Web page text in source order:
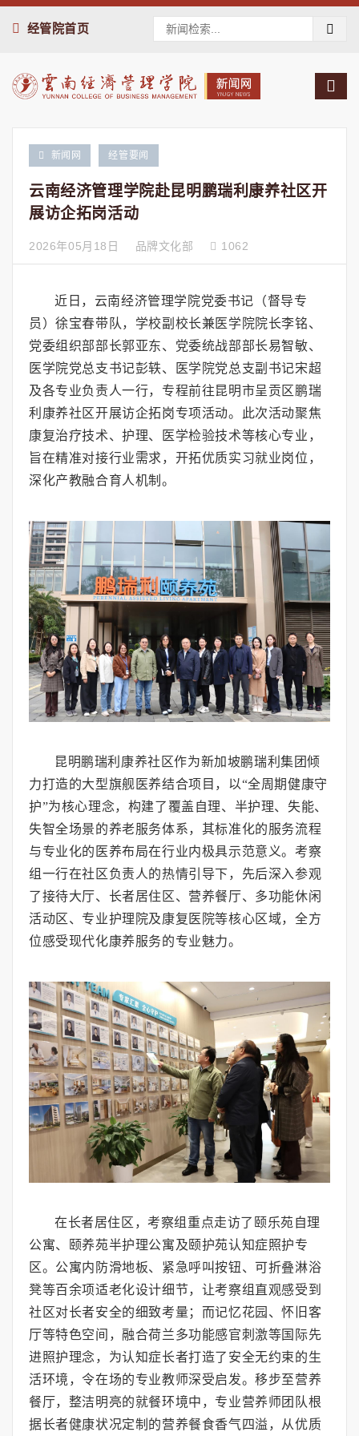
经管院首页
新闻网 经管要闻
云南经济管理学院赴昆明鹏瑞利康养社区开
展访企拓岗活动​
2026年05月18日 品牌文化部 1062
近日，云南经济管理学院党委书记（督导专
员）徐宝春带队，学校副校长兼医学院院长李铭、
党委组织部部长郭亚东、党委统战部部长易智敏、
医学院党总支书记彭轶、医学院党总支副书记宋超
及各专业负责人一行，专程前往昆明市呈贡区鹏瑞
利康养社区开展访企拓岗专项活动。此次活动聚焦
康复治疗技术、护理、医学检验技术等核心专业，
旨在精准对接行业需求，开拓优质实习就业岗位，
深化产教融合育人机制。
昆明鹏瑞利康养社区作为新加坡鹏瑞利集团倾
力打造的大型旗舰医养结合项目，以“全周期健康守
护”为核心理念，构建了覆盖自理、半护理、失能、
失智全场景的养老服务体系，其标准化的服务流程
与专业化的医养布局在行业内极具示范意义。考察
组一行在社区负责人的热情引导下，先后深入参观
了接待大厅、长者居住区、营养餐厅、多功能休闲
活动区、专业护理院及康复医院等核心区域，全方
位感受现代化康养服务的专业魅力。
在长者居住区，考察组重点走访了颐乐苑自理
公寓、颐养苑半护理公寓及颐护苑认知症照护专
区。公寓内防滑地板、紧急呼叫按钮、可折叠淋浴
凳等百余项适老化设计细节，让考察组直观感受到
社区对长者安全的细致考量；而记忆花园、怀旧客
厅等特色空间，融合荷兰多功能感官刺激等国际先
进照护理念，为认知症长者打造了安全无约束的生
活环境，令在场的专业教师深受启发。移步至营养
餐厅，整洁明亮的就餐环境中，专业营养师团队根
据长者健康状况定制的营养餐食香气四溢，从优质